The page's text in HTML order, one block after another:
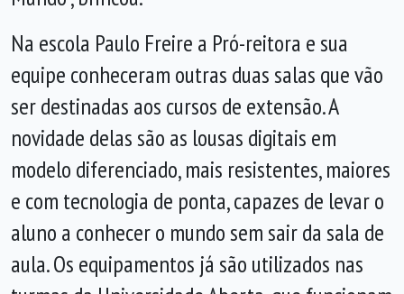
Na escola Paulo Freire a Pró-reitora e sua
equipe conheceram outras duas salas que vão
ser destinadas aos cursos de extensão. A
novidade delas são as lousas digitais em
modelo diferenciado, mais resistentes, maiores
e com tecnologia de ponta, capazes de levar o
aluno a conhecer o mundo sem sair da sala de
aula. Os equipamentos já são utilizados nas